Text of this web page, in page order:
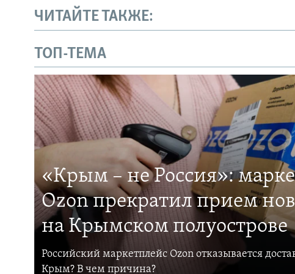
ЧИТАЙТЕ ТАКЖЕ:
ТОП-ТЕМА
«Крым – не Россия»:
Ozon прекратил прием
на Крымском полуострове
Российский маркетплейс Ozon отказывается
Крым? В чем причина?